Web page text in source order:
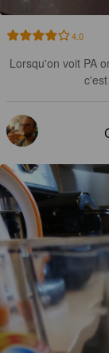
4.0
Lorsqu'on voit PA